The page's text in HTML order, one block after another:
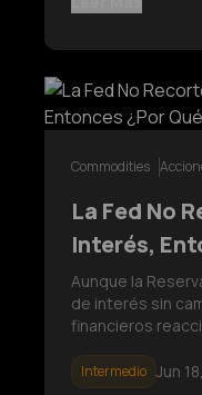
Commodities
La Fed No
Interés,
Movieron
Aunque la
de interés sin
financieros
de la Fed
Intermedio Jun